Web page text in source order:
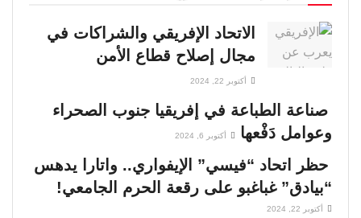
الاتحاد الإفريقي والشراكات في
مجال إصلاح قطاع الأمن
أكتوبر 22, 2024
صناعة الطباعة في إفريقيا جنوب الصحراء
وعوامل دَفْعها
أكتوبر 6, 2024
حظر اتحاد “فيسي” الإيفواري.. واتارا يدهس
“بيادق” غباغبو على رقعة الحرم الجامعي!
أكتوبر 22, 2024